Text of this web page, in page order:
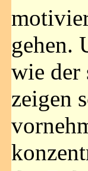
gehen.
wie der
zeigen